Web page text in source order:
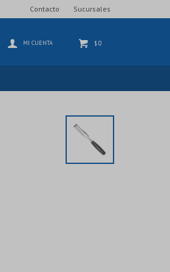
$0
Contacto Sucursales